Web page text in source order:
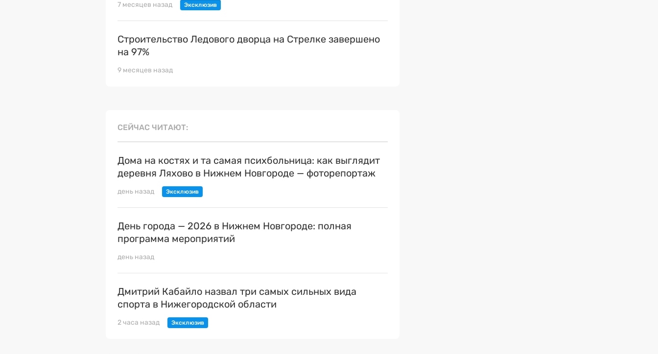
7 месяцев назад
Строительство Ледового дворца на Стрелке завершено
на 97%
9 месяцев назад
СЕЙЧАС ЧИТАЮТ
Дома на костях и та самая психбольница: как выглядит
деревня Ляхово в Нижнем Новгороде — фоторепортаж
день назад
День города — 2026 в Нижнем Новгороде: полная
программа мероприятий
день назад
Дмитрий Кабайло назвал три самых сильных вида
спорта в Нижегородской области
2 часа назад